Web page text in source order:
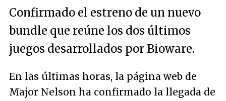
Confirmado el estreno de un nuevo
bundle que reúne los dos últimos
juegos desarrollados por Bioware.
En las últimas horas, la página web de
Major Nelson ha confirmado la llegada de